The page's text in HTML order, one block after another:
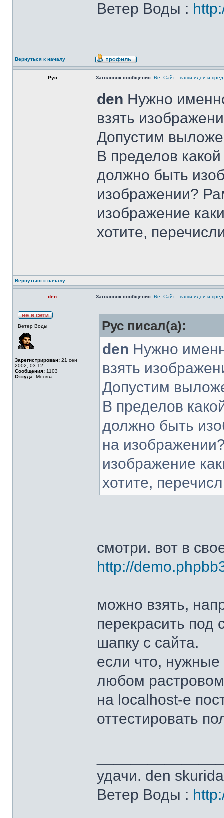
Ветер Воды :
Вернуться к началу
Рус Заголовок сообщения: Re: Сайт - ваши идеи и
den Нужно
взять
Допустим
В пределов
должно быть
изображении?
изображение
хотите,
Вернуться к началу
den Заголовок сообщения: Re: Сайт - ваши идеи и
Ветер Воды
Зарегистрирован: 21 сен
2002, 03:12
Сообщения: 1103
Откуда: Москва
Рус писал(а):
den Нужно
взять
Допустим
В пределов
должно быть
на
изображение
хотите,
смотри. вот в
http://
можно взять,
перекрасить под
шапку с сайта.
если что,
любом
на localhost-е
оттестировать
удачи. den
Ветер Воды :